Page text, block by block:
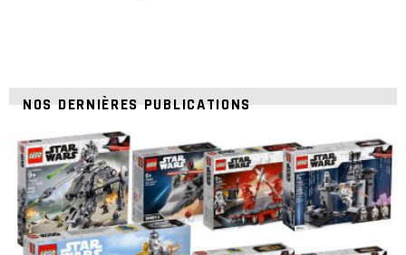
NOS DERNIÈRES PUBLICATIONS